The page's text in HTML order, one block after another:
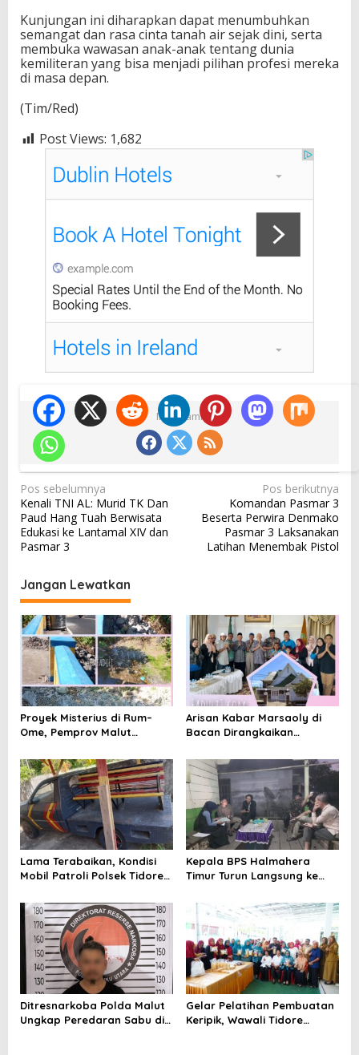
Kunjungan ini diharapkan dapat menumbuhkan
semangat dan rasa cinta tanah air sejak dini, serta
membuka wawasan anak-anak tentang dunia
kemiliteran yang bisa menjadi pilihan profesi mereka
di masa depan.
(Tim/Red)
Post Views: 1,682
Ikuti Kami
N
a
v
i
g
a
s
i
p
o
s
Pos sebelumnya
Kenali TNI AL: Murid TK Dan
Paud Hang Tuah Berwisata
Edukasi ke Lantamal XIV dan
Pasmar 3
Pos berikutnya
Komandan Pasmar 3
Beserta Perwira Denmako
Pasmar 3 Laksanakan
Latihan Menembak Pistol
Jangan Lewatkan
Proyek Misterius di Rum–
Ome, Pemprov Malut
Lalu Punya Siapa?
Arisan Kabar Marsaoly di
Bacan Dirangkaikan
Kesultanan Bacan
Lama Terabaikan, Kondisi
Mobil Patroli Polsek Tidore
Kapolda
Kepala BPS Halmahera
Timur Turun Langsung ke
Pendataan Sensus Ekonomi
2026
Ditresnarkoba Polda Malut
Ungkap Peredaran Sabu di
Gelar Pelatihan Pembuatan
Keripik, Wawali Tidore